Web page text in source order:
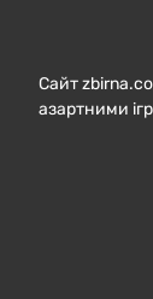
Сайт
азартними